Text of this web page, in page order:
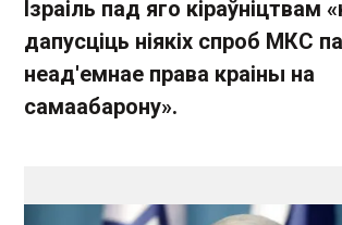
Ізраіль пад яго кіраўніцтвам
дапусціць ніякіх спроб МКС
неад'емнае права краіны на
самаабарону».